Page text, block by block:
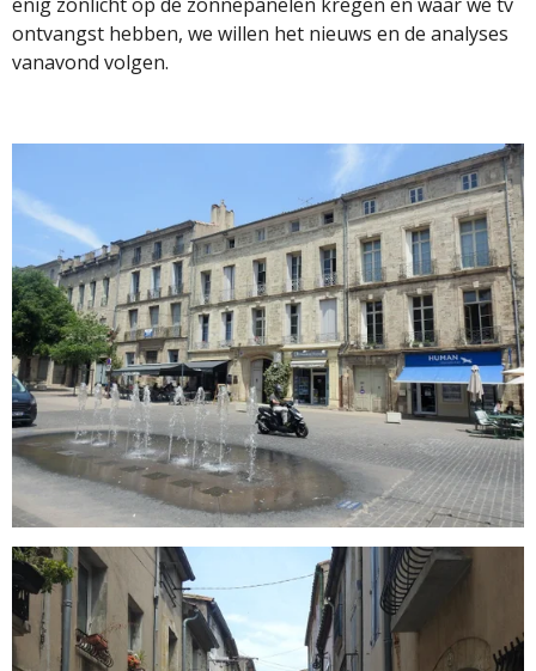
ontvangst hebben, we willen het nieuws en de analyses
vanavond volgen.